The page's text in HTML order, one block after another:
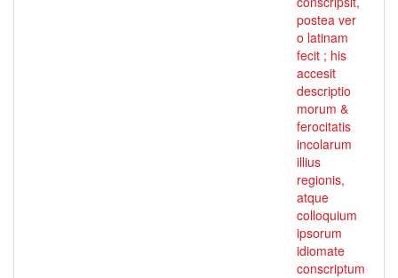
postea ver
o latinam
fecit ; his
accesit
descriptio
morum &
ferocitatis
incolarum
illius
regionis,
atque
colloquium
ipsorum
idiomate
conscriptum